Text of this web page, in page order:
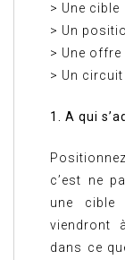
> Une cible
> Un
> Une
> Un circuit
1. A qui
c’est ne
une cible
viendront
dans ce